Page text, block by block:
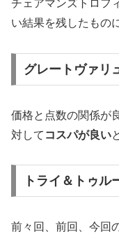
チェアマンズトロフ
い結果を残したもの
グレートヴァリ
価格と点数の関係が
対して コスパが良い
トライ＆トゥル
前々回、前回、今回